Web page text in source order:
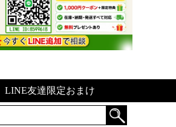
LINE友達限定おまけ